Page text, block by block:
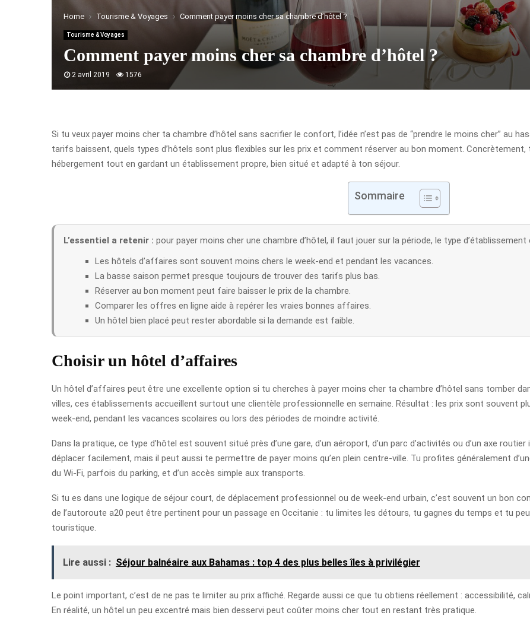
Home Tourisme & Voyages Comment payer moins cher sa chambre d’hôtel ?
Tourisme & Voyages
Comment payer moins cher sa chambre d’hôtel ?
2 avril 2019 1576
Si tu veux payer moins cher ta chambre d’hôtel sans sacrifier le confort, l’idée n’est pas de “prendre le moins cher” au
tarifs baissent, quels types d’hôtels sont plus flexibles sur les prix et comment réserver au bon moment.
hébergement tout en gardant un établissement propre, bien situé et adapté à ton séjour.
Sommaire
L’essentiel a retenir : pour payer moins cher une chambre d’hôtel, il faut jouer sur la période, le type
Les hôtels d’affaires sont souvent moins chers le week-end et pendant les vacances.
La basse saison permet presque toujours de trouver des tarifs plus bas.
Réserver au bon moment peut faire baisser le prix de la chambre.
Comparer les offres en ligne aide à repérer les vraies bonnes affaires.
Un hôtel bien placé peut rester abordable si la demande est faible.
Choisir un hôtel d’affaires
Un hôtel d’affaires peut être une excellente option si tu cherches à payer moins cher ta chambre d’hôtel sans tomber
villes, ces établissements accueillent surtout une clientèle professionnelle en semaine. Résultat : les prix sont souvent
week-end, pendant les vacances scolaires ou lors des périodes de moindre activité.
Dans la pratique, ce type d’hôtel est souvent situé près d’une gare, d’un aéroport, d’un parc d’activités ou d’un axe
déplacer facilement, mais il peut aussi te permettre de payer moins qu’en plein centre-ville. Tu profites généralement
du Wi-Fi, parfois du parking, et d’un accès simple aux transports.
Si tu es dans une logique de séjour court, de déplacement professionnel ou de week-end urbain, c’est souvent un bon
de l’autoroute a20 peut être pertinent pour un passage en Occitanie : tu limites les détours, tu gagnes du temps et tu
touristique.
Lire aussi : Séjour balnéaire aux Bahamas : top 4 des plus belles îles à privilégier
Le point important, c’est de ne pas te limiter au prix affiché. Regarde aussi ce que tu obtiens réellement : accessibilité,
En réalité, un hôtel un peu excentré mais bien desservi peut coûter moins cher tout en restant très pratique.